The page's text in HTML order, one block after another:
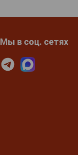
Мы в соц. сетях